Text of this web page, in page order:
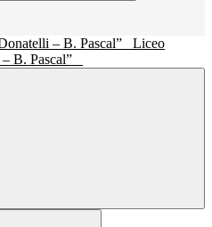
Liceo
B. Pascal”